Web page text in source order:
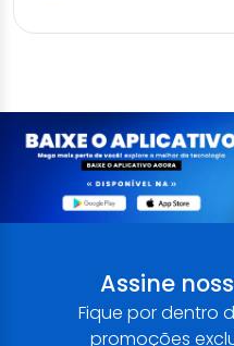
Assine
Fique por dentro
promoções